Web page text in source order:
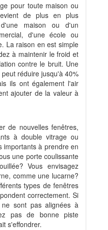
pour toute maison ou
de plus en plus
maison ou d'un
d'une école ou
La raison en est simple
à maintenir le froid et
contre le bruit. Une
réduire jusqu'à 40%
ils ont également l'air
ajouter de la valeur à
de nouvelles fenêtres,
à double vitrage ou
importants à prendre en
une porte coulissante
Vous envisagez
comme une lucarne?
types de fenêtres
correctement. Si
sont pas alignées à
pas de bonne piste
s'effondrer.